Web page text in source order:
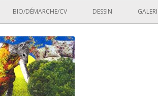
BIO/DÉMARCHE/CV DESSIN